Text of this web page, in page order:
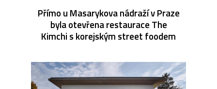
Přímo u Masarykova nádraží v Praze
byla otevřena restaurace The
Kimchi s korejským street foodem